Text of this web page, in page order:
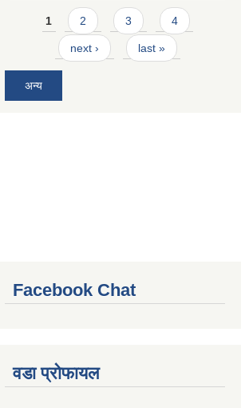
Pages
1 2 3 4
next › last »
अन्य
Facebook Chat
वडा प्रोफायल